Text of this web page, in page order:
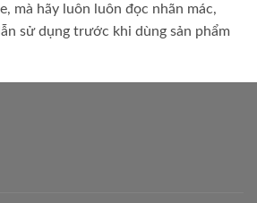
mà hãy luôn luôn đọc nhãn mác,
sử dụng trước khi dùng sản phẩm